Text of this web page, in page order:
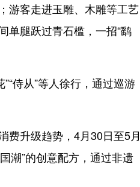
游客走进玉雕、木雕等工艺
单腿跃过青石槛，一招“鹞
侍从”等人徐行，通过巡游
升级趋势，4月30日至5月
潮”的创意配方，通过非遗